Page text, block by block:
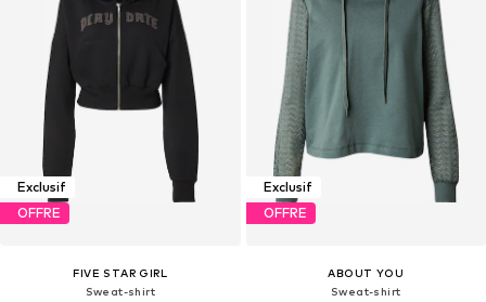
Exclusif
OFFRE
FIVE STAR GIRL
Sweat-shirt
Exclusif
OFFRE
ABOUT YOU
Sweat-shirt